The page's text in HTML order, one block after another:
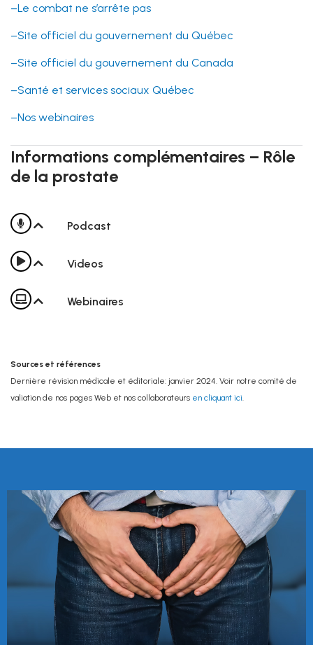
–Le combat ne s’arrête pas
–Site officiel du gouvernement du Québec
–Site officiel du gouvernement du Canada
–Santé et services sociaux Québec
–Nos webinaires
Informations complémentaires – Rôle
de la prostate
Podcast
Videos
Webinaires
Sources et références
Dernière révision médicale et éditoriale: janvier 2024. Voir notre comité de
valiation de nos pages Web et nos collaborateurs en cliquant ici.